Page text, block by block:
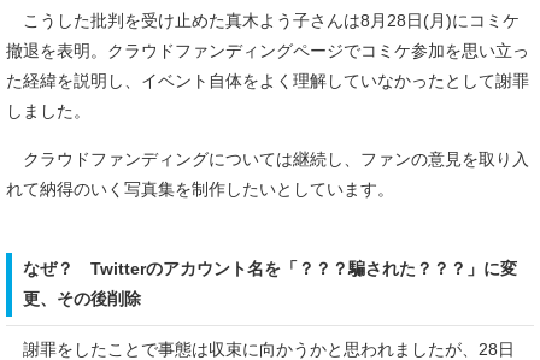
こうした批判を受け止めた真木よう子さんは8月28日(月)にコミケ
撤退を表明。クラウドファンディングページでコミケ参加を思い立っ
た経緯を説明し、イベント自体をよく理解していなかったとして謝罪
しました。
クラウドファンディングについては継続し、ファンの意見を取り入
れて納得のいく写真集を制作したいとしています。
なぜ？ Twitterのアカウント名を「？？？騙された？？？」に変
更、その後削除
謝罪をしたことで事態は収束に向かうかと思われましたが、28日